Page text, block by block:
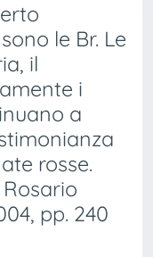
le Br. Le
il
i
a
rosse.
pp. 240